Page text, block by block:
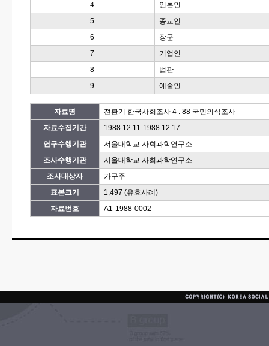
4
언론인
5
종교인
6
장군
7
기업인
8
법관
9
예술인
자료명
전환기 한국사회조사 4 : 88 국민의식조사
자료수집기간
1988.12.11-1988.12.17
연구수행기관
서울대학교 사회과학연구소
조사수행기관
서울대학교 사회과학연구소
조사대상자
가구주
표본크기
1,497 (유효사례)
자료번호
A1-1988-0002